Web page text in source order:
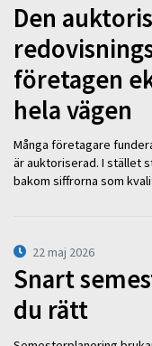
Den
företagen
hela vägen
Många företagare
är auktoriserad. I stället
bakom siffrorna som
22 maj 2026
Snart
du rätt